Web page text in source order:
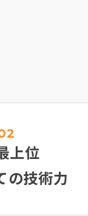
上位
の技術力